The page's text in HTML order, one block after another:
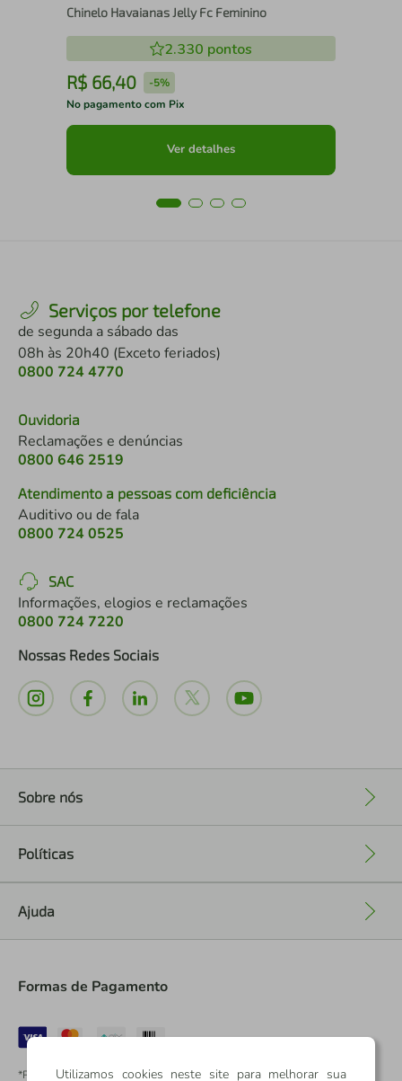
Chinelo Havaianas Jelly Fc Feminino
2.330 pontos
R$ 66,40 -5%
No pagamento com Pix
Ver detalhes
Serviços por telefone
de segunda a sábado das
08h às 20h40 (Exceto feriados)
0800 724 4770
Ouvidoria
Reclamações e denúncias
0800 646 2519
Atendimento a pessoas com deficiência
Auditivo ou de fala
0800 724 0525
SAC
Informações, elogios e reclamações
0800 724 7220
Nossas Redes Sociais
Sobre nós
Políticas
Ajuda
Formas de Pagamento
*Pontos dos Cartões Sicredi
Utilizamos cookies neste site para melhorar sua